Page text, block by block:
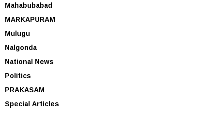
Mahabubabad
MARKAPURAM
Mulugu
Nalgonda
National News
Politics
PRAKASAM
Special Articles